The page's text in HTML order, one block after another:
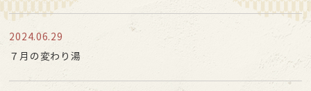
2024.06.29
７月の変わり湯